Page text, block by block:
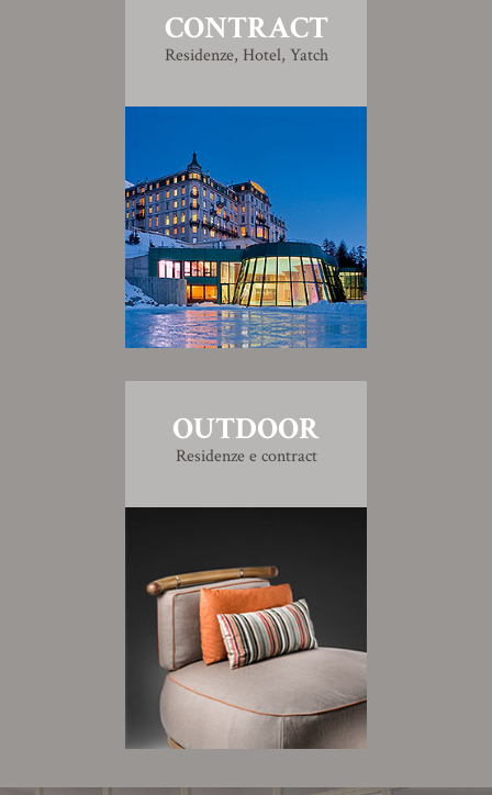
CONTRACT
Residenze, Hotel, Yatch
OUTDOOR
Residenze e contract